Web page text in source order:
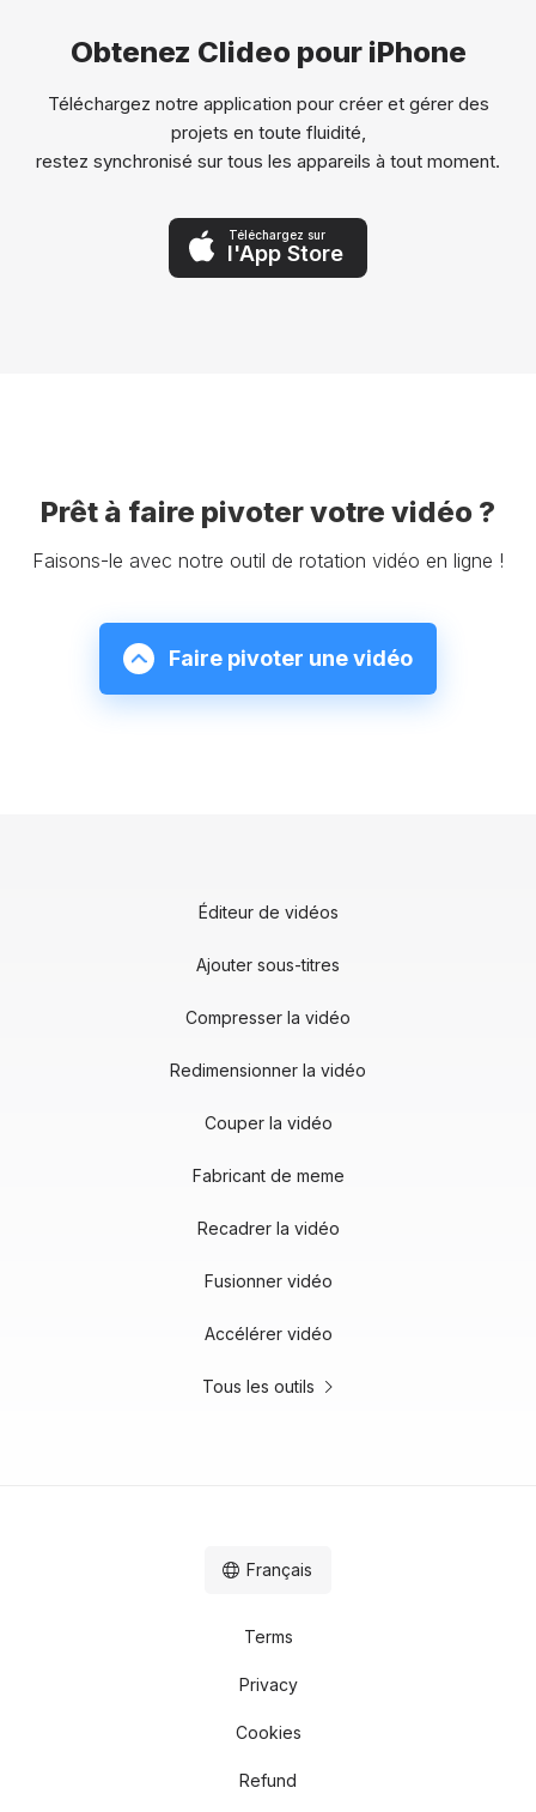
Obtenez Clideo pour iPhone
Téléchargez notre application pour créer et gérer des
projets en toute fluidité,
restez synchronisé sur tous les appareils à tout moment.
Téléchargez sur
l'App Store
Prêt à faire pivoter votre vidéo ?
Faisons-le avec notre outil de rotation vidéo en ligne !
Faire pivoter une vidéo
Éditeur de vidéos
Ajouter sous-titres
Compresser la vidéo
Redimensionner la vidéo
Couper la vidéo
Fabricant de meme
Recadrer la vidéo
Fusionner vidéo
Accélérer vidéo
Tous les outils
Terms
Privacy
Cookies
Refund
Français